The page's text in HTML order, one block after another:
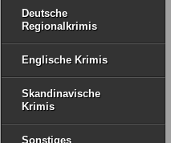
Deutsche
Regionalkrimis
Englische Krimis
Skandinavische
Krimis
Sonstiges